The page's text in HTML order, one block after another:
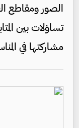
الصور ومقاطع
تساؤلات بين
مشاركتها في